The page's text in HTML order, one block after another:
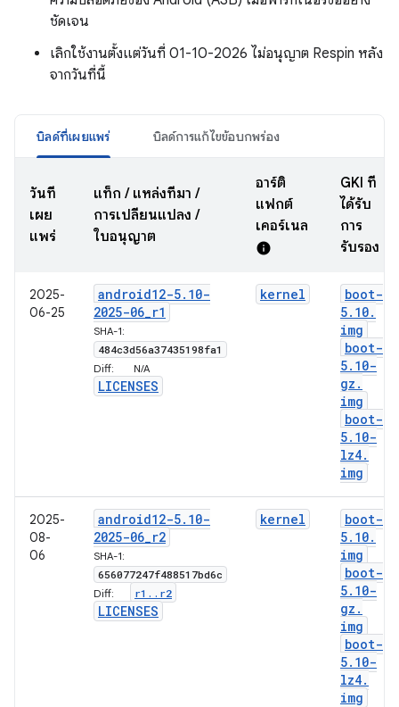
ชัดเจน
เลิกใช้งานตั้งแต่วันที่ 01-10-2026 ไม่อนุญาต Respin หลัง
จากวันที่นี้
บิลด์ที่เผยแพร่ บิลด์การแก้ไขข้อบกพร่อง
วันที่
เผย
แพร่
แท็ก / แหล่งที่มา /
การเปลี่ยนแปลง /
ใบอนุญาต
อาร์ติ
แฟกต์
เคอร์เนล
info
GKI ที่
ได้รับ
การ
รับรอง
2025-
06-25
android12-5. 10-
2025-06_r1
SHA-1:
484c3d56a37435198fa1
Diff: N/A
LICENSES
kernel
boot-
5. 10.
img
boot-
5. 10-
gz .
img
boot-
5. 10-
lz4.
img
2025-
08-
06
android12-5. 10-
2025-06_r2
SHA-1:
656077247f488517bd6c
Diff: r1 . . r2
LICENSES
kernel
boot-
5. 10.
img
boot-
5. 10-
gz .
img
boot-
5. 10-
lz4.
img